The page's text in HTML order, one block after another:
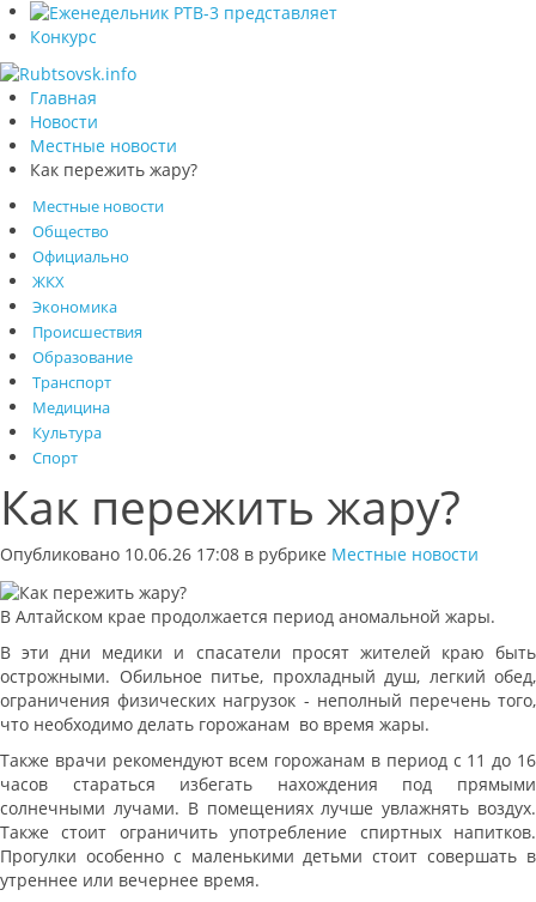
Конкурс
Главная
Новости
Местные новости
Как пережить жару?
Местные новости
Общество
Официально
ЖКХ
Экономика
Происшествия
Образование
Транспорт
Медицина
Культура
Спорт
Как пережить жару?
Опубликовано 10.06.26 17:08 в рубрике Местные новости
В Алтайском крае продолжается период аномальной жары.
В эти дни медики и спасатели просят жителей краю быть
острожными. Обильное питье, прохладный душ, легкий обед,
ограничения физических нагрузок - неполный перечень того,
что необходимо делать горожанам во время жары.
Также врачи рекомендуют всем горожанам в период с 11 до 16
часов стараться избегать нахождения под прямыми
солнечными лучами. В помещениях лучше увлажнять воздух.
Также стоит ограничить употребление спиртных напитков.
Прогулки особенно с маленькими детьми стоит совершать в
утреннее или вечернее время.